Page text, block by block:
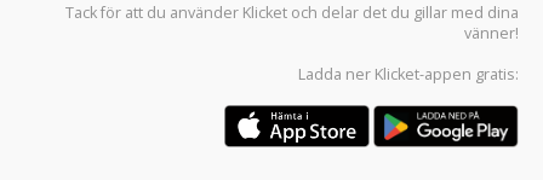
Tack för att du använder Klicket och delar det du gillar med dina
vänner!
Ladda ner Klicket-appen gratis: